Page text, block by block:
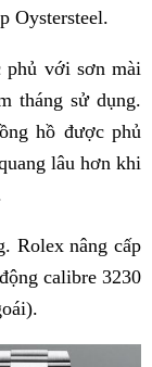
Oystersteel.
phủ với sơn mài
tháng sử dụng.
hồ được phủ
lâu hơn khi
Rolex nâng cấp
calibre 3230